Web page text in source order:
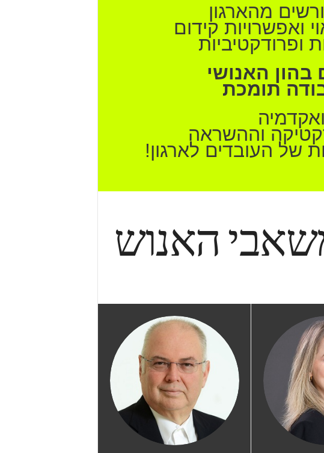
מהארגון
ואפשרויות קידום
ופרודקטיביות
האנושי
תומכת
וההשראה
של העובדים לארגון!
האנוש